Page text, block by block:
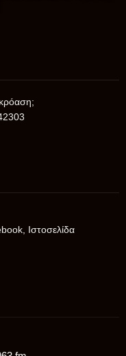
Ιστοσελίδα